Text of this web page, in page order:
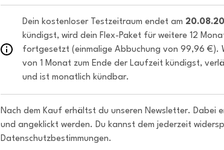
Dein kostenloser Testzeitraum endet am
kündigst, wird dein Flex-Paket für weitere 12
fortgesetzt (einmalige Abbuchung von 99,96 €).
von 1 Monat zum Ende der Laufzeit kündigst,
und ist monatlich kündbar.
Nach dem Kauf erhältst du unseren Newsletter. Dabei
und angeklickt werden. Du kannst dem jederzeit
Datenschutzbestimmungen.